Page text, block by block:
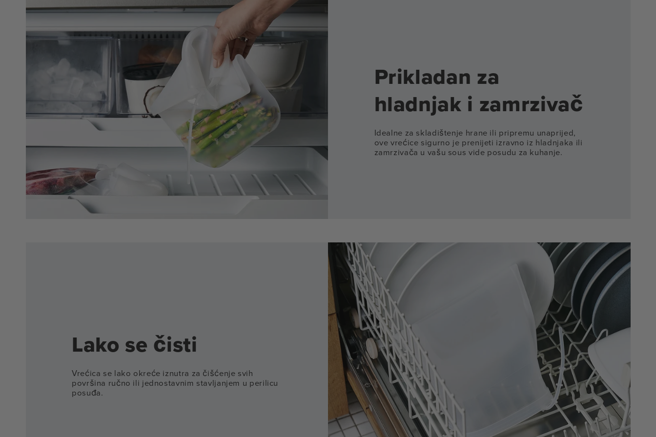
Prikladan za
hladnjak i zamrzivač
Idealne za skladištenje hrane ili pripremu unaprijed,
ove vrećice sigurno je prenijeti izravno iz hladnjaka ili
zamrzivača u vašu sous vide posudu za kuhanje.
Lako se čisti
Vrećica se lako okreće iznutra za čišćenje svih
površina ručno ili jednostavnim stavljanjem u perilicu
posuđa.